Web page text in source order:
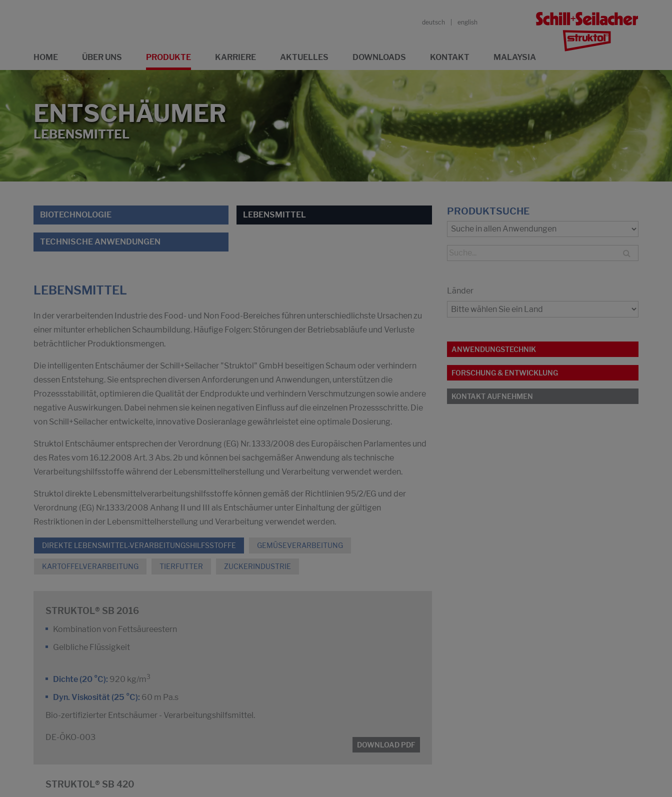
deutsch english
HOME ÜBER UNS PRODUKTE KARRIERE AKTUELLES DOWNLOADS KONTAKT MALAYSIA
ENTSCHÄUMER
LEBENSMITTEL
BIOTECHNOLOGIE LEBENSMITTEL
TECHNISCHE ANWENDUNGEN
LEBENSMITTEL
In der verarbeitenden Industrie des Food- und Non Food-Bereiches führen unterschiedlichste Ursachen zu
einer mitunter erheblichen Schaumbildung. Häufige Folgen: Störungen der Betriebsabläufe und Verluste
beträchtlicher Produktionsmengen.
Die intelligenten Entschäumer der Schill+Seilacher "Struktol" GmbH beseitigen Schaum oder verhindern
dessen Entstehung. Sie entsprechen diversen Anforderungen und Anwendungen, unterstützen die
Prozessstabilität, optimieren die Qualität der Endprodukte und verhindern Verschmutzungen sowie andere
negative Auswirkungen. Dabei nehmen sie keinen negativen Einfluss auf die einzelnen Prozessschritte. Die
von Schill+Seilacher entwickelte, innovative Dosieranlage gewährleistet eine optimale Dosierung.
Struktol Entschäumer entsprechen der Verordnung (EG) Nr. 1333/2008 des Europäischen Parlamentes und
des Rates vom 16.12.2008 Art. 3 Abs. 2b und können bei sachgemäßer Anwendung als technische
Verarbeitungshilfsstoffe während der Lebensmittelherstellung und Verarbeitung verwendet werden.
Struktol direkte Lebensmittelverarbeitungshilfsstoffe können gemäß der Richtlinien 95/2/EG und der
Verordnung (EG) Nr.1333/2008 Anhang II und III als Entschäumer unter Einhaltung der gültigen
Restriktionen in der Lebensmittelherstellung und Verarbeitung verwendet werden.
DIREKTE LEBENSMITTEL-VERARBEITUNGSHILFSSTOFFE GEMÜSEVERARBEITUNG
KARTOFFELVERARBEITUNG TIERFUTTER ZUCKERINDUSTRIE
STRUKTOL® SB 2016
Kombination von Fettsäureestern
Gelbliche Flüssigkeit
Dichte (20 °C): 920 kg/m 3
Dyn. Viskosität (25 °C): 60 m Pa.s
Bio-zertifizierter Entschäumer - Verarbeitungshilfsmittel.
DE-ÖKO-003
DOWNLOAD PDF
STRUKTOL® SB 420
PRODUKTSUCHE
Länder
ANWENDUNGSTECHNIK
FORSCHUNG & ENTWICKLUNG
KONTAKT AUFNEHMEN